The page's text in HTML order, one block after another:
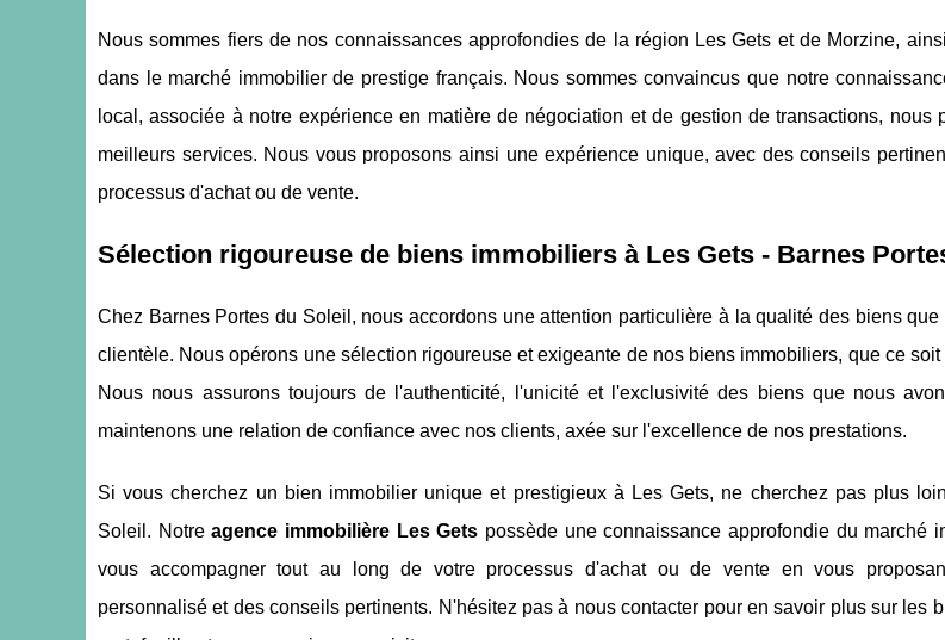
Nous sommes fiers de nos connaissances approfondies de la région Les Gets et de Morzine,
dans le marché immobilier de prestige français. Nous sommes convaincus que notre
local, associée à notre expérience en matière de négociation et de gestion de transactions, nous
meilleurs services. Nous vous proposons ainsi une expérience unique, avec des conseils
processus d'achat ou de vente.
Sélection rigoureuse de biens immobiliers à Les Gets - Barnes
Chez Barnes Portes du Soleil, nous accordons une attention particulière à la qualité des biens
clientèle. Nous opérons une sélection rigoureuse et exigeante de nos biens immobiliers, que ce
Nous nous assurons toujours de l'authenticité, l'unicité et l'exclusivité des biens que nous
maintenons une relation de confiance avec nos clients, axée sur l'excellence de nos prestations.
Si vous cherchez un bien immobilier unique et prestigieux à Les Gets, ne cherchez pas plus
Soleil. Notreagence immobilière Les Gets possède une connaissance approfondie du marché
vous accompagner tout au long de votre processus d'achat ou de vente en vous
personnalisé et des conseils pertinents. N'hésitez pas à nous contacter pour en savoir plus sur les